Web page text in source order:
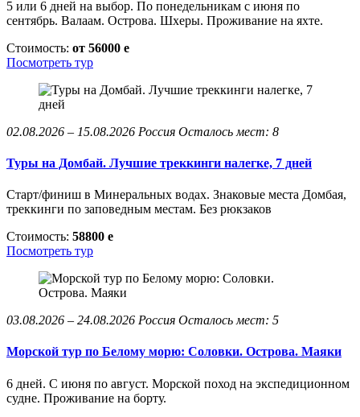
5 или 6 дней на выбор. По понедельникам с июня по
сентябрь. Валаам. Острова. Шхеры. Проживание на яхте.
Стоимость: от 56000 e
Посмотреть тур
02.08.2026 – 15.08.2026 Россия Осталось мест: 8
Туры на Домбай. Лучшие треккинги налегке, 7 дней
Старт/финиш в Минеральных водах. Знаковые места Домбая,
треккинги по заповедным местам. Без рюкзаков
Стоимость: 58800 e
Посмотреть тур
03.08.2026 – 24.08.2026 Россия Осталось мест: 5
Морской тур по Белому морю: Соловки. Острова. Маяки
6 дней. С июня по август. Морской поход на экспедиционном
судне. Проживание на борту.